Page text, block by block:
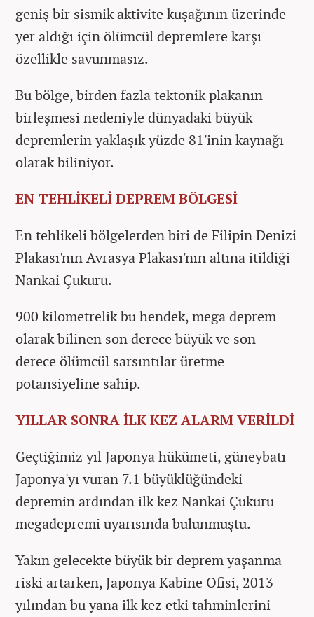
geniş bir sismik aktivite kuşağının üzerinde
yer aldığı için ölümcül depremlere karşı
özellikle savunmasız.
Bu bölge, birden fazla tektonik plakanın
birleşmesi nedeniyle dünyadaki büyük
depremlerin yaklaşık yüzde 81'inin kaynağı
olarak biliniyor.
EN TEHLİKELİ DEPREM BÖLGESİ
En tehlikeli bölgelerden biri de Filipin Denizi
Plakası'nın Avrasya Plakası'nın altına itildiği
Nankai Çukuru.
900 kilometrelik bu hendek, mega deprem
olarak bilinen son derece büyük ve son
derece ölümcül sarsıntılar üretme
potansiyeline sahip.
YILLAR SONRA İLK KEZ ALARM VERİLDİ
Geçtiğimiz yıl Japonya hükümeti, güneybatı
Japonya'yı vuran 7.1 büyüklüğündeki
depremin ardından ilk kez Nankai Çukuru
megadepremi uyarısında bulunmuştu.
Yakın gelecekte büyük bir deprem yaşanma
riski artarken, Japonya Kabine Ofisi, 2013
yılından bu yana ilk kez etki tahminlerini